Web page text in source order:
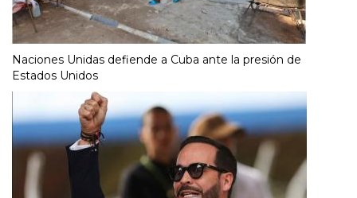
Naciones Unidas defiende a Cuba ante la presión de
Estados Unidos